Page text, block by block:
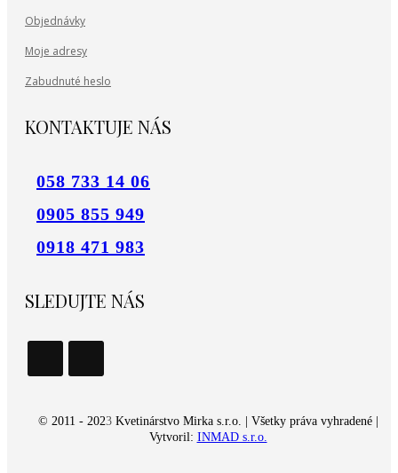
Objednávky
Moje adresy
Zabudnuté heslo
KONTAKTUJE NÁS
058 733 14 06
0905 855 949
0918 471 983
SLEDUJTE NÁS
© 2011 - 2023Kvetinárstvo Mirka s.r.o. | Všetky práva vyhradené |
Vytvoril: INMAD s.r.o.